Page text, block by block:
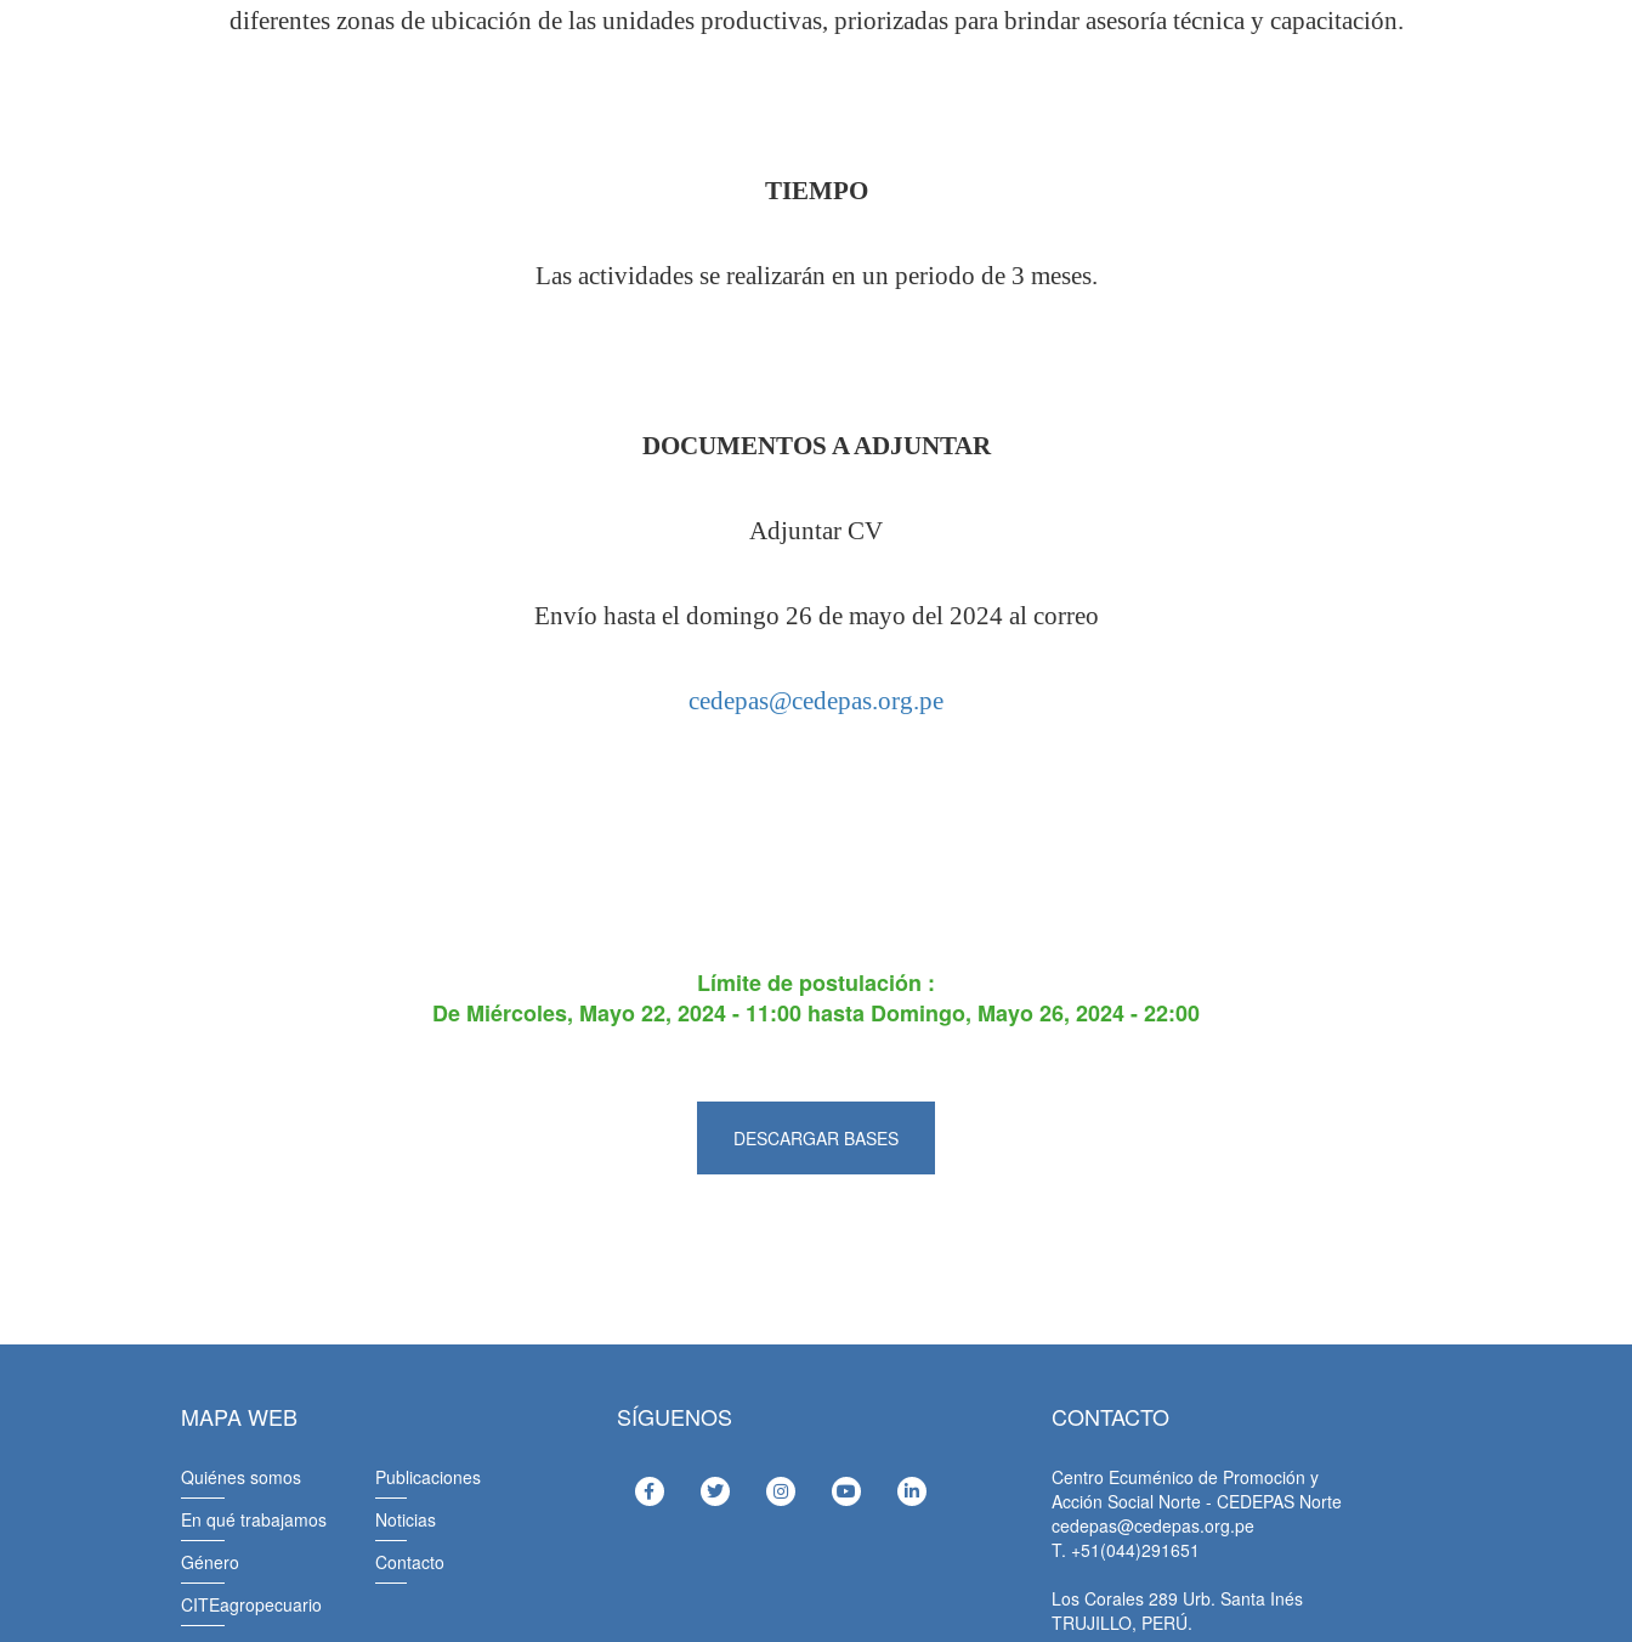
diferentes zonas de ubicación de las unidades productivas, priorizadas para brindar asesoría técnica y capacitación.
TIEMPO
Las actividades se realizarán en un periodo de 3 meses.
DOCUMENTOS A ADJUNTAR
Adjuntar CV
Envío hasta el domingo 26 de mayo del 2024 al correo
cedepas@cedepas.org.pe
Límite de postulación :
De Miércoles, Mayo 22, 2024 - 11:00 hasta Domingo, Mayo 26, 2024 - 22:00
DESCARGAR BASES
MAPA WEB
Quiénes somos
En qué trabajamos
Género
CITEagropecuario
Publicaciones
Noticias
Contacto
SÍGUENOS CONTACTO
Centro Ecuménico de Promoción y
Acción Social Norte - CEDEPAS Norte
cedepas@cedepas.org.pe
T. +51(044)291651
Los Corales 289 Urb. Santa Inés
TRUJILLO, PERÚ.